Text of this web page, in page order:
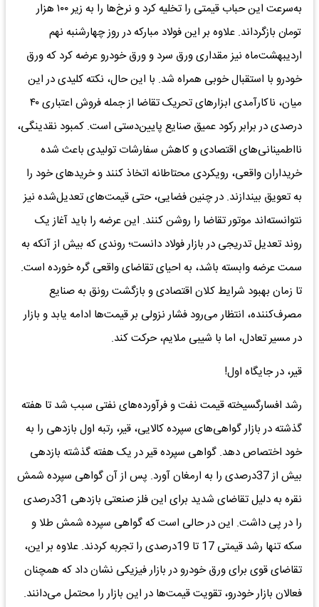
به‌سرعت این حباب قیمتی را تخلیه کرد و نرخ‌ها را به زیر ۱۰۰ هزار
تومان بازگرداند. علاوه بر این فولاد مبارکه در روز چهارشنبه نهم
اردیبهشت‌ماه نیز مقداری ورق سرد و ورق خودرو عرضه کرد که ورق
خودرو با استقبال خوبی همراه شد. با این حال، نکته کلیدی در این
میان، ناکارآمدی ابزارهای تحریک تقاضا از جمله فروش اعتباری ۴۰
درصدی در برابر رکود عمیق صنایع پایین‌دستی است. کمبود نقدینگی،
نااطمینانی‌های اقتصادی و کاهش سفارشات تولیدی باعث شده
خریداران واقعی، رویکردی محتاطانه اتخاذ کنند و خریدهای خود را
به تعویق بیندازند. در چنین فضایی، حتی قیمت‌های تعدیل‌شده نیز
نتوانسته‌اند موتور تقاضا را روشن کنند. این عرضه را باید آغاز یک
روند تعدیل تدریجی در بازار فولاد دانست؛ روندی که بیش از آنکه به
سمت عرضه وابسته باشد، به احیای تقاضای واقعی گره خورده است.
تا زمان بهبود شرایط کلان اقتصادی و بازگشت رونق به صنایع
مصرف‌کننده، انتظار می‌رود فشار نزولی بر قیمت‌ها ادامه یابد و بازار
در مسیر تعادل، اما با شیبی ملایم، حرکت کند.
قیر، در جایگاه اول!
رشد افسارگسیخته قیمت نفت و فرآورده‌های نفتی سبب شد تا هفته
گذشته در بازار گواهی‌های سپرده کالایی، قیر، رتبه اول بازدهی را به
خود اختصاص دهد. گواهی سپرده قیر در یک هفته گذشته بازدهی
بیش از 37درصدی را به ارمغان آورد. پس از آن گواهی سپرده شمش
نقره به دلیل تقاضای شدید برای این فلز صنعتی بازدهی 31درصدی
را در پی داشت. این در حالی است که گواهی سپرده شمش طلا و
سکه تنها رشد قیمتی 17 تا 19درصدی را تجربه کردند. علاوه بر این،
تقاضای قوی برای ورق خودرو در بازار فیزیکی نشان داد که همچنان
فعالان بازار خودرو، تقویت قیمت‌ها در این بازار را محتمل می‌دانند.